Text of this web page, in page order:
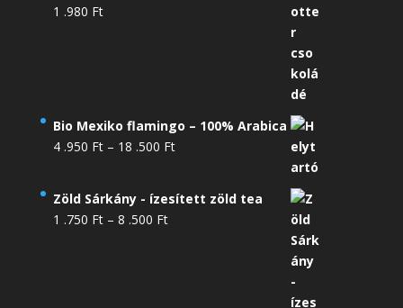
1 .980 Ft
Bio Mexiko flamingo – 100% Arabica
4 .950 Ft – 18 .500 FtÁrtartomány:
-
Zöld Sárkány - ízesített zöld tea
1 .750 Ft – 8 .500 FtÁrtartomány: